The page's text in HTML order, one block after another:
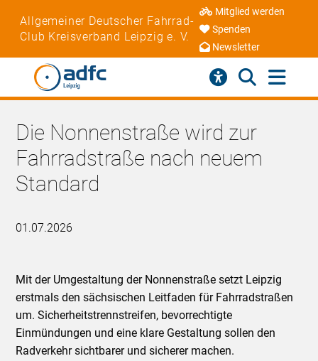
Allgemeiner Deutscher Fahrrad-
Club Kreisverband Leipzig e. V.
Mitglied werden
Spenden
Newsletter
Die Nonnenstraße wird zur
Fahrradstraße nach neuem
Standard
01.07.2026
Mit der Umgestaltung der Nonnenstraße setzt Leipzig
erstmals den sächsischen Leitfaden für Fahrradstraßen
um. Sicherheitstrennstreifen, bevorrechtigte
Einmündungen und eine klare Gestaltung sollen den
Radverkehr sichtbarer und sicherer machen.